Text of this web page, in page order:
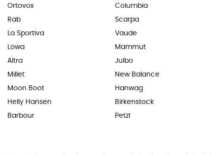
Ortovox
Rab
La Sportiva
Lowa
Altra
Millet
Moon Boot
Helly Hansen
Barbour
Columbia
Scarpa
Vaude
Mammut
Julbo
New Balance
Hanwag
Birkenstock
Petzl